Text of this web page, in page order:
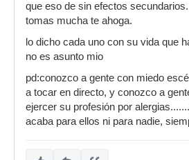
que eso de sin efectos
tomas mucha te ahoga.
lo dicho cada uno con su vida que
no es asunto mio
pd:conozco a gente con miedo
a tocar en directo, y conozco a
ejercer su profesión por
acaba para ellos ni para nadie,